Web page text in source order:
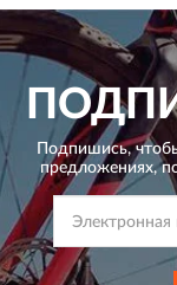
Подпишись,
предложениях,